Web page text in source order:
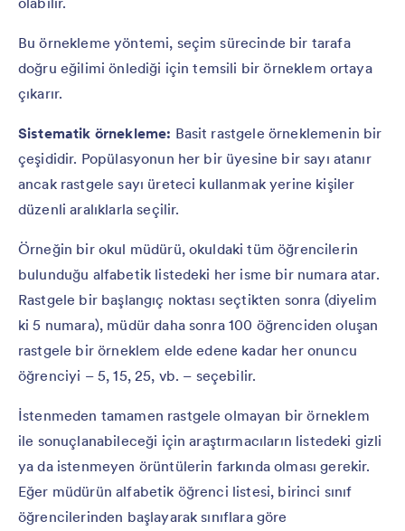
Bu örnekleme yöntemi, seçim sürecinde bir tarafa
doğru eğilimi önlediği için temsili bir örneklem ortaya
çıkarır.
Sistematik örnekleme: Basit rastgele örneklemenin bir
çeşididir. Popülasyonun her bir üyesine bir sayı atanır
ancak rastgele sayı üreteci kullanmak yerine kişiler
düzenli aralıklarla seçilir.
Örneğin bir okul müdürü, okuldaki tüm öğrencilerin
bulunduğu alfabetik listedeki her isme bir numara atar.
Rastgele bir başlangıç noktası seçtikten sonra (diyelim
ki 5 numara), müdür daha sonra 100 öğrenciden oluşan
rastgele bir örneklem elde edene kadar her onuncu
öğrenciyi – 5, 15, 25, vb. – seçebilir.
İstenmeden tamamen rastgele olmayan bir örneklem
ile sonuçlanabileceği için araştırmacıların listedeki gizli
ya da istenmeyen örüntülerin farkında olması gerekir.
Eğer müdürün alfabetik öğrenci listesi, birinci sınıf
öğrencilerinden başlayarak sınıflara göre